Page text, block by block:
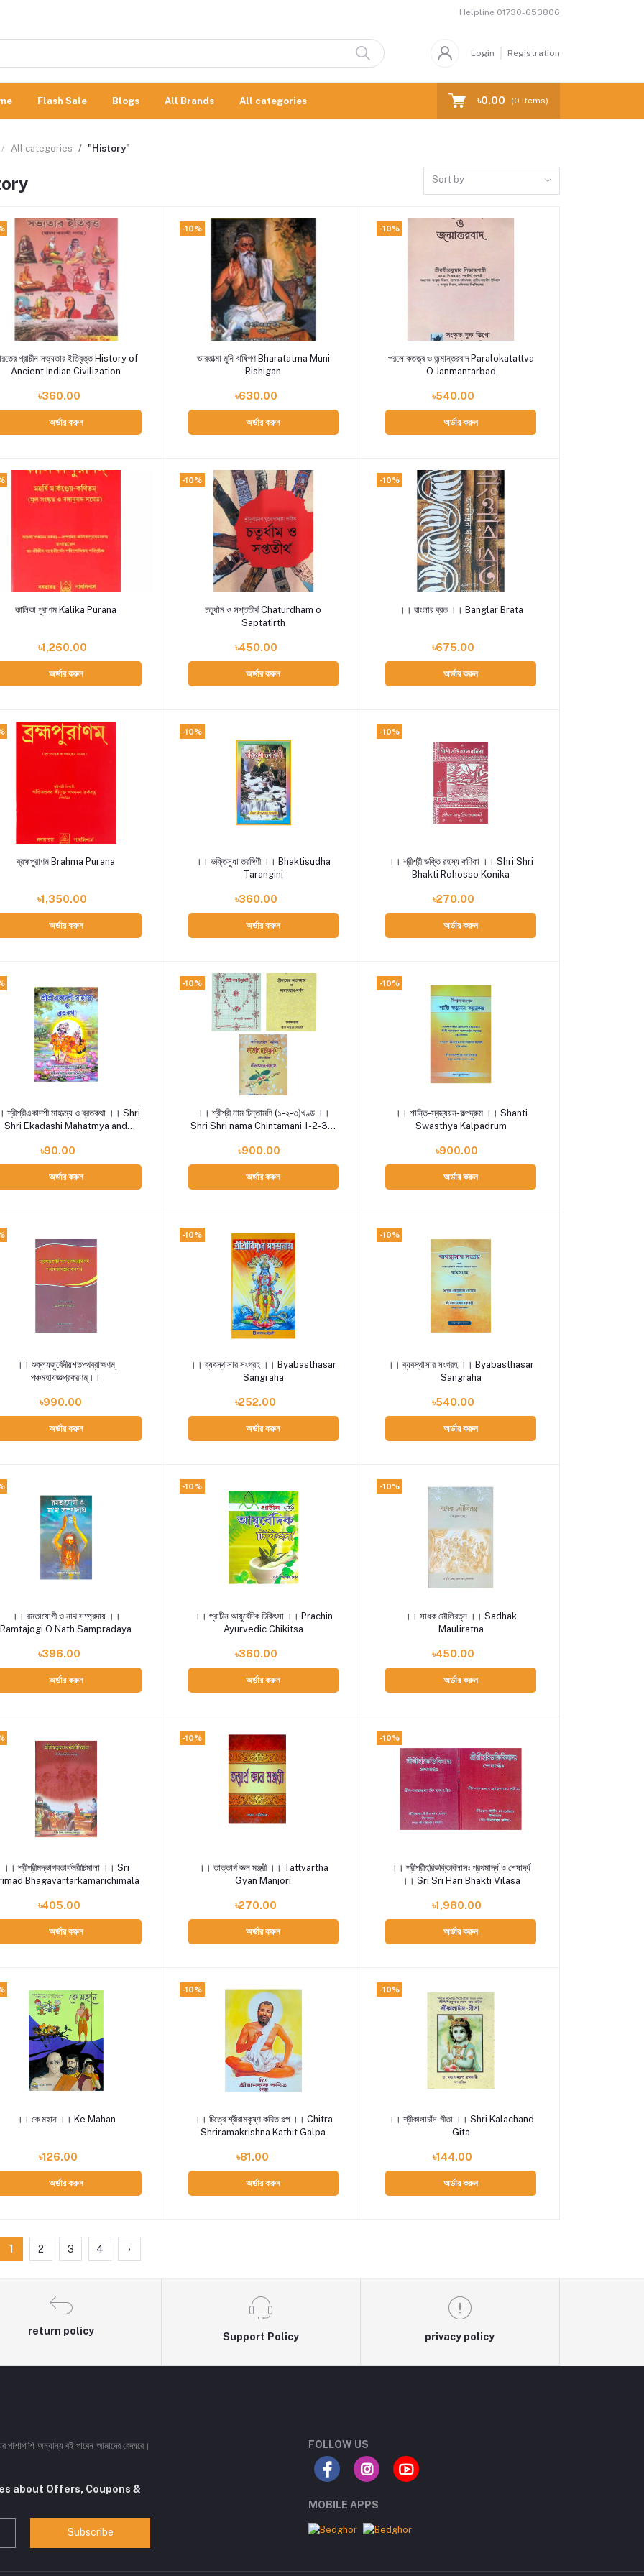
Helpline 01730-653806
Login Registration
Flash Sale Blogs All Brands All categories ৳0.00 (0 Items)
All categories "History"
Sort by
Add to cart
প্রাচীন সভ্যতার ইতিবৃত্ত History of
Ancient Indian Civilization
৳360.00
অর্ডার করুন
-10%
Add to cart
ভারতাত্মা মুনি ঋষিগণ Bharatatma Muni
Rishigan
৳630.00
অর্ডার করুন
-10%
Add to cart
পরলোকতত্ত্ব ও জন্মান্তরবাদ Paralokatattva
O Janmantarbad
৳540.00
অর্ডার করুন
Add to cart
কালিকা পুরাণম Kalika Purana
৳1,260.00
অর্ডার করুন
-10%
Add to cart
চতুর্ধাম ও সপ্ততীর্থ Chaturdham o
Saptatirth
৳450.00
অর্ডার করুন
-10%
Add to cart
।। বাংলার ব্রত ।। Banglar Brata
৳675.00
অর্ডার করুন
Add to cart
ব্রহ্মপুরাণম Brahma Purana
৳1,350.00
অর্ডার করুন
-10%
Add to cart
।। ভক্তিসুধা তরঙ্গিণী ।। Bhaktisudha
Tarangini
৳360.00
অর্ডার করুন
-10%
Add to cart
।। শ্রীশ্রী ভক্তি রহস্য কণিকা ।। Shri Shri
Bhakti Rohosso Konika
৳270.00
অর্ডার করুন
Add to cart
শ্রীশ্রীএকাদশী মাহাত্ম্য ও ব্রতকথা ।। Shri
Shri Ekadashi Mahatmya and
৳90.00
অর্ডার করুন
-10%
Add to cart
।। শ্রীশ্রী নাম চিন্তামণি (১-২-৩)খণ্ড ।।
Shri Shri nama Chintamani 1-2-3th
৳900.00
অর্ডার করুন
-10%
Add to cart
।। শান্তি-স্বস্ত্যয়ন-কল্পদ্রুম ।। Shanti
Swasthya Kalpadrum
৳900.00
অর্ডার করুন
Add to cart
।। শুক্লযজুর্বেদীয়শতপথব্রাহ্মণম্
পঞ্চমহাযজ্ঞপ্রকরণম্।।
৳990.00
অর্ডার করুন
-10%
Add to cart
।। ব্যবস্থাসার সংগ্রহ ।। Byabasthasar
Sangraha
৳252.00
অর্ডার করুন
-10%
Add to cart
।। ব্যবস্থাসার সংগ্রহ ।। Byabasthasar
Sangraha
৳540.00
অর্ডার করুন
Add to cart
।। রমতাযোগী ও নাথ সম্প্রদায় ।।
Ramtajogi O Nath Sampradaya
৳396.00
অর্ডার করুন
-10%
Add to cart
।। প্রাচীন আয়ুর্বেদিক চিকিৎসা ।। Prachin
Ayurvedic Chikitsa
৳360.00
অর্ডার করুন
-10%
Add to cart
।। সাধক মৌলিরত্ন ।। Sadhak
Mauliratna
৳450.00
অর্ডার করুন
Add to cart
।। শ্রীশ্রীমদ্ভাগবতার্কমরীচিমালা ।। Sri
Bhagavartarkamarichimala
৳405.00
অর্ডার করুন
-10%
Add to cart
।। তাত্তার্থ জ্ঞন মঞ্জরী ।। Tattvartha
Gyan Manjori
৳270.00
অর্ডার করুন
-10%
Add to cart
।। শ্রীশ্রীহরিভক্তিবিলাসঃ প্রথমার্দ্ধ ও শেষার্দ্ধ
।। Sri Sri Hari Bhakti Vilasa
৳1,980.00
অর্ডার করুন
Add to cart
।। কে মহান ।। Ke Mahan
৳126.00
অর্ডার করুন
-10%
Add to cart
।। চিত্রে শ্রীরামকৃষ্ণ কথিত গল্প ।। Chitra
Shriramakrishna Kathit Galpa
৳81.00
অর্ডার করুন
-10%
Add to cart
।। শ্রীকালাচাঁদ-গীতা ।। Shri Kalachand
Gita
৳144.00
অর্ডার করুন
1 2 3 4 ›
return policy
Support Policy privacy policy
পাশাপাশি অন্যান্য বই পাবেন আমাদের বেদঘরে।
about Offers, Coupons &
Subscribe
FOLLOW US
MOBILE APPS